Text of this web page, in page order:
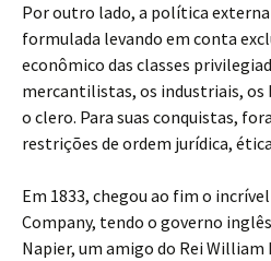
Por outro lado, a política
formulada levando em conta
econômico das classes
mercantilistas, os industriais, os
o clero. Para suas conquistas,
restrições de ordem jurídica,
Em 1833, chegou ao fim o
Company, tendo o governo
Napier, um amigo do Rei William